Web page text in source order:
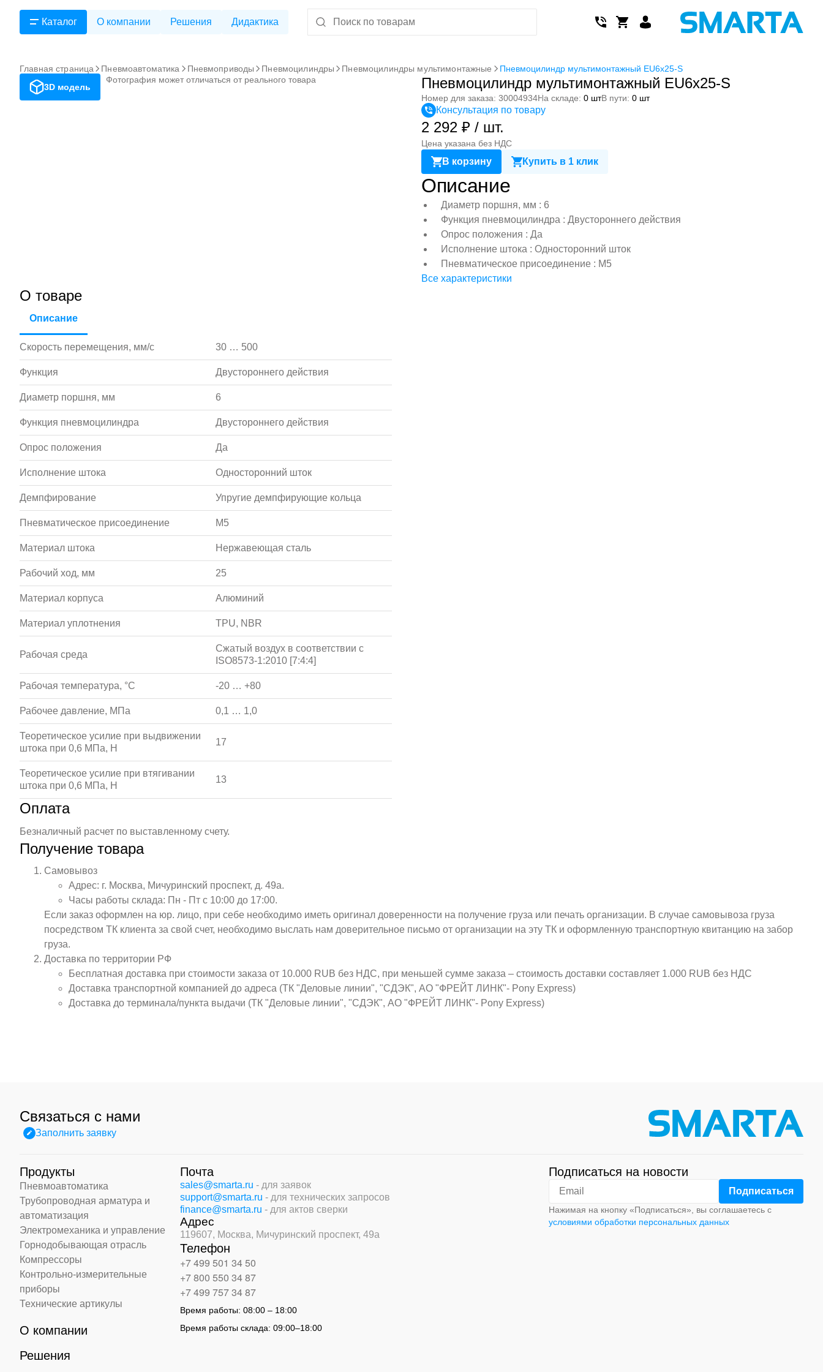
Каталог О компании Решения Дидактика
Главная страница Пневмоавтоматика Пневмоприводы Пневмоцилиндры Пневмоцилиндры мультимонтажные
Пневмоцилиндр мультимонтажный EU6x25-S
3D модель
Фотография может отличаться от реального товара Пневмоцилиндр мультимонтажный EU6x25-S
Номер для заказа: 30004934На складе: 0 штВ пути: 0 шт
Консультация по товару
2 292 ₽ / шт.
Цена указана без НДС
В корзину Купить в 1 клик
Описание
Диаметр поршня, мм : 6
Функция пневмоцилиндра : Двустороннего действия
Опрос положения : Да
Исполнение штока : Односторонний шток
Пневматическое присоединение : M5
Все характеристики
О товаре
Описание
Скорость перемещения, мм/с 30 … 500
Функция Двустороннего действия
Диаметр поршня, мм 6
Функция пневмоцилиндра Двустороннего действия
Опрос положения Да
Исполнение штока Односторонний шток
Демпфирование Упругие демпфирующие кольца
Пневматическое присоединение M5
Материал штока Нержавеющая сталь
Рабочий ход, мм 25
Материал корпуса Алюминий
Материал уплотнения TPU, NBR
Рабочая среда
Сжатый воздух в соответствии с
ISO8573-1:2010 [7:4:4]
Рабочая температура, °С -20 … +80
Рабочее давление, МПа 0,1 … 1,0
Теоретическое усилие при выдвижении
штока при 0,6 МПа, Н
17
Теоретическое усилие при втягивании
штока при 0,6 МПа, Н
13
Оплата
Безналичный расчет по выставленному счету.
Получение товара
Самовывоз
Адрес: г. Москва, Мичуринский проспект, д. 49а.
Часы работы склада: Пн - Пт с 10:00 до 17:00.
Если заказ оформлен на юр. лицо, при себе необходимо иметь оригинал доверенности на получение груза или печать организации. В случае самовывоза груза
посредством ТК клиента за свой счет, необходимо выслать нам доверительное письмо от организации на эту ТК и оформленную транспортную квитанцию на забор
груза.
Доставка по территории РФ
Бесплатная доставка при стоимости заказа от 10.000 RUB без НДС, при меньшей сумме заказа – стоимость доставки составляет 1.000 RUB без НДС
Доставка транспортной компанией до адреса (ТК "Деловые линии", "СДЭК", АО "ФРЕЙТ ЛИНК"- Pony Express)
Доставка до терминала/пункта выдачи (ТК "Деловые линии", "СДЭК", АО "ФРЕЙТ ЛИНК"- Pony Express)
Связаться с нами
Заполнить заявку
Продукты
Пневмоавтоматика
Трубопроводная арматура и
автоматизация
Электромеханика и управление
Горнодобывающая отрасль
Компрессоры
Контрольно-измерительные
приборы
Технические артикулы
О компании
Решения
Почта
sales@smarta.ru - для заявок
support@smarta.ru - для технических запросов
finance@smarta.ru - для актов сверки
Адрес
119607, Москва, Мичуринский проспект, 49а
Телефон
+7 499 501 34 50
+7 800 550 34 87
+7 499 757 34 87
Время работы:08:00 – 18:00
Время работы склада:09:00–18:00
Подписаться на новости
Нажимая на кнопку «Подписаться», вы соглашаетесь с
условиями обработки персональных данных